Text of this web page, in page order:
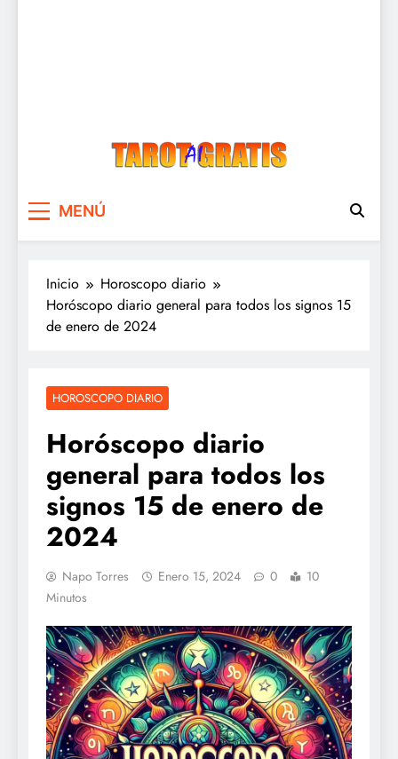
MENÚ
Inicio
Horoscopo diario
Horóscopo diario general para todos los signos 15
de enero de 2024
HOROSCOPO DIARIO
Horóscopo diario
general para todos los
signos 15 de enero de
2024
Napo Torres Enero 15, 2024 0
10
Minutos